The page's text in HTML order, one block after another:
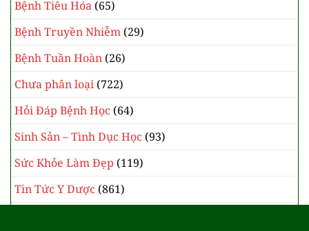
Bệnh Tiêu Hóa (65)
Bệnh Truyền Nhiễm (29)
Bệnh Tuần Hoàn (26)
Chưa phân loại (722)
Hỏi Đáp Bệnh Học (64)
Sinh Sản – Tình Dục Học (93)
Sức Khỏe Làm Đẹp (119)
Tin Tức Y Dược (861)